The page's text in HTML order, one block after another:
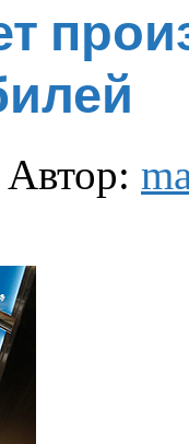
Автор: